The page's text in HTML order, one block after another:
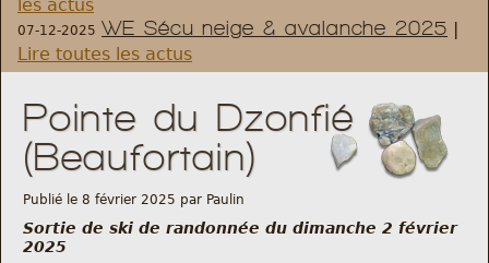
Règlement et statuts
Modalités d’inscriptions
Cartes découvertes
Comité Directeur
les actus
07-12-2025 WE Sécu neige & avalanche 2025 |
Lire toutes les actus
Pointe du Dzonfié
(Beaufortain)
Publié le 8 février 2025 par Paulin
Sortie de ski de randonnée du dimanche 2 février
2025